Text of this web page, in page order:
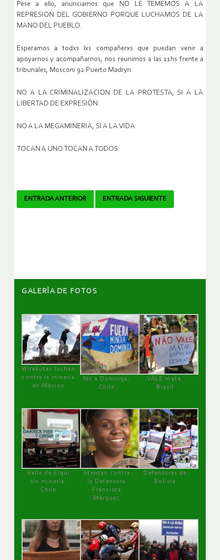
Pese a ello, anunciamos que NO LE TEMEMOS A LA
REPRESION DEL GOBIERNO PORQUE LUCHAMOS DE LA
MANO DEL PUEBLO.
Esperamos a todxs lxs compañerxs que puedan venir a
apoyarnos y acompañarnos, nos reunimos a las 11hs frente a
tribunales, Mosconi 92 Puerto Madryn.
NO A LA CRIMINALIZACION DE LA PROTESTA, SI A LA
LIBERTAD DE EXPRESIÓN.
NO A LA MEGAMINERIA, SI A LA VIDA.
TOCAN A UNO TOCAN A TODOS.
Navegador
ENTRADA ANTERIOR ENTRADA SIGUIENTE
GALERÌA DE FOTOS
Wirakutas luchan
contra la minería
en México
No a Dominga,
Chile
VALE mata,
Brasil
Valle de Elqui
sin minería.
Chile
Atentan contra
la Defensora
Francisca
Márquez
Defensoras de
Bolivia